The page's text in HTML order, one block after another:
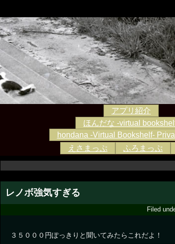
アプリ紹介
ほんだな -virtual
hondana -Virtual Bookshelf-
えさまっぷ
ふろまっぷ
レノボ強気すぎる
Filed
３５０００円ぽっきりと聞いてみたらこれだよ！